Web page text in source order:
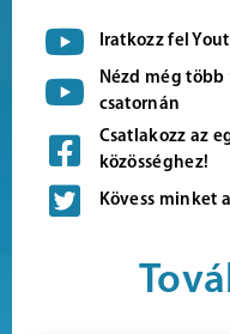
Iratkozz fel
Nézd még több
csatornán
Csatlakozz az
közösséghez!
Kövess minket